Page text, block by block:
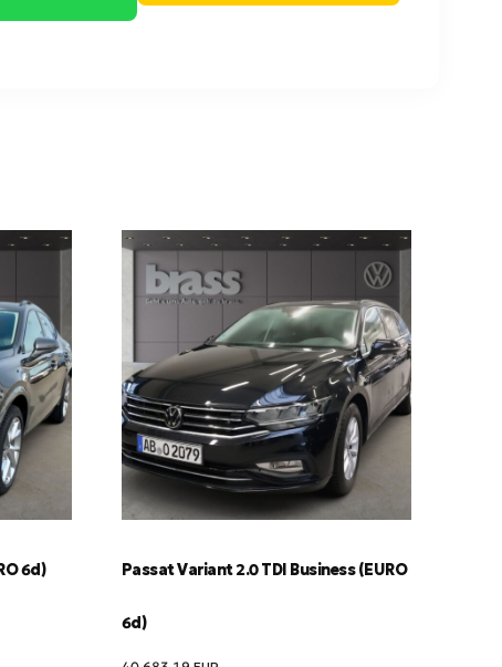
6d) Passat Variant 2.0 TDI Business (EURO
6d)